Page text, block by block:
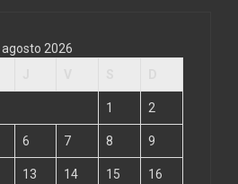
agosto 2026
1 2
6 7 8 9
13 14 15 16